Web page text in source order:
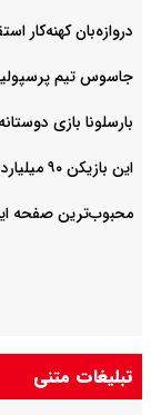
دروازه‌بان کهنه‌کار
جاسوس تیم
بارسلونا بازی
این بازیکن ۹۰ میلیارد می‌خواهد تا از پرسپولیس برود
محبوب‌ترین صفحه
تبلیغات متنی